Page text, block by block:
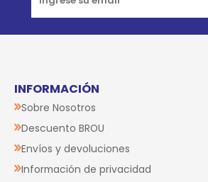
INFORMACIÓN
Sobre Nosotros
Descuento BROU
Envíos y devoluciones
Información de privacidad